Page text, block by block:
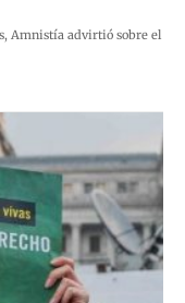
Amnistía advirtió sobre el